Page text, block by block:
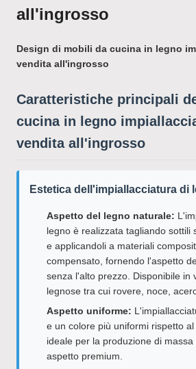
all'ingrosso
Design di mobili da cucina in legno
vendita all'ingrosso
Caratteristiche principali
cucina in legno
vendita all'ingrosso
Estetica dell'impiallacciatura di
Aspetto del legno naturale:
legno è realizzata tagliando sottili
e applicandoli a materiali
compensato, fornendo l'aspetto
senza l'alto prezzo. Disponibile in
legnose tra cui rovere, noce,
Aspetto uniforme:
e un colore più uniformi rispetto al
ideale per la produzione di
aspetto premium.